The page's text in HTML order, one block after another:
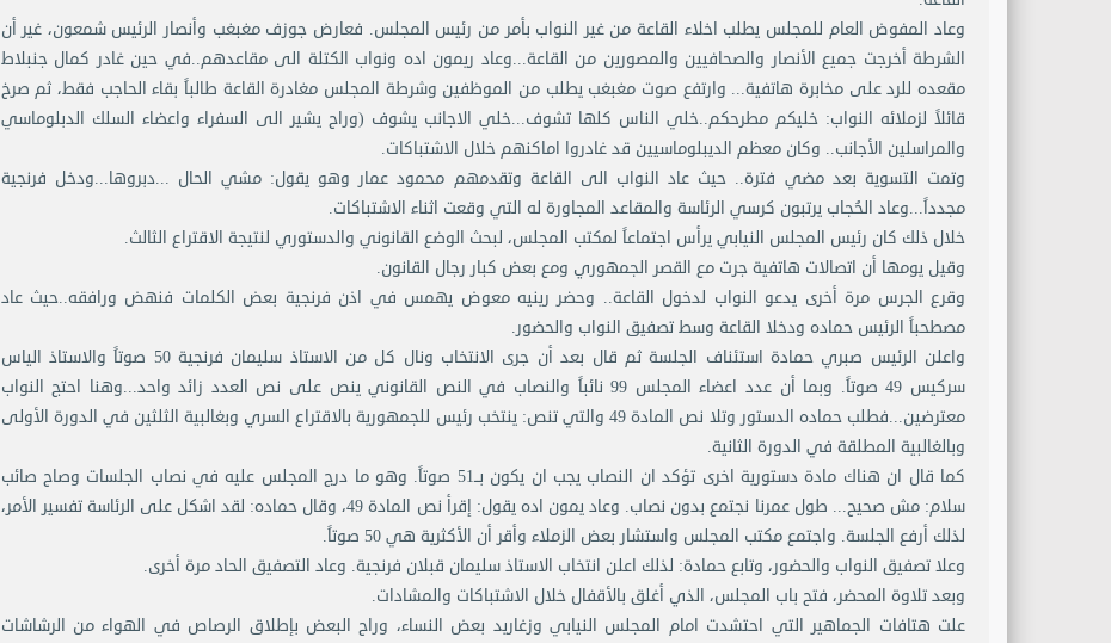
وعاد المفوض العام للمجلس يطلب اخلاء القاعة من غير النواب بأمر من رئيس المجلس. فعارض جوزف مغبغب وأنصار الرئيس شمعون، غير أن
الشرطة أخرجت جميع الأنصار والصحافيين والمصورين من القاعة...وعاد ريمون اده ونواب الكتلة الى مقاعدهم..في حين غادر كمال جنبلاط
مقعده للرد على مخابرة هاتفية... وارتفع صوت مغبغب يطلب من الموظفين وشرطة المجلس مغادرة القاعة طالباً بقاء الحاجب فقط، ثم صرخ
قائلاً لزملائه النواب: خليكم مطرحكم..خلي الناس كلها تشوف...خلي الاجانب يشوف (وراح يشير الى السفراء واعضاء السلك الدبلوماسي
والمراسلين الأجانب.. وكان معظم الديبلوماسيين قد غادروا اماكنهم خلال الاشتباكات.
وتمت التسوية بعد مضي فترة.. حيث عاد النواب الى القاعة وتقدمهم محمود عمار وهو يقول: مشي الحال ...دبروها...ودخل فرنجية
مجدداً...وعاد الحُجاب يرتبون كرسي الرئاسة والمقاعد المجاورة له التي وقعت اثناء الاشتباكات.
خلال ذلك كان رئيس المجلس النيابي يرأس اجتماعاً لمكتب المجلس، لبحث الوضع القانوني والدستوري لنتيجة الاقتراع الثالث.
وقيل يومها أن اتصالات هاتفية جرت مع القصر الجمهوري ومع بعض كبار رجال القانون.
وقرع الجرس مرة أخرى يدعو النواب لدخول القاعة.. وحضر رينيه معوض يهمس في اذن فرنجية بعض الكلمات فنهض ورافقه..حيث عاد
مصطحباً الرئيس حماده ودخلا القاعة وسط تصفيق النواب والحضور.
واعلن الرئيس صبري حمادة استئناف الجلسة ثم قال بعد أن جرى الانتخاب ونال كل من الاستاذ سليمان فرنجية 50 صوتاً والاستاذ الياس
سركيس 49 صوتاً. وبما أن عدد اعضاء المجلس 99 نائباً والنصاب في النص القانوني ينص على نص العدد زائد واحد...وهنا احتج النواب
معترضين...فطلب حماده الدستور وتلا نص المادة 49 والتي تنص: ينتخب رئيس للجمهورية بالاقتراع السري وبغالبية الثلثين في الدورة الأولى
وبالغالبية المطلقة في الدورة الثانية.
كما قال ان هناك مادة دستورية اخرى تؤكد ان النصاب يجب ان يكون بــ51 صوتاً. وهو ما درج المجلس عليه في نصاب الجلسات وصاح صائب
سلام: مش صحيح... طول عمرنا نجتمع بدون نصاب. وعاد يمون اده يقول: إقرأ نص المادة 49، وقال حماده: لقد اشكل على الرئاسة تفسير الأمر،
لذلك أرفع الجلسة. واجتمع مكتب المجلس واستشار بعض الزملاء وأقر أن الأكثرية هي 50 صوتاً.
وعلا تصفيق النواب والحضور، وتابع حمادة: لذلك اعلن انتخاب الاستاذ سليمان قبلان فرنجية. وعاد التصفيق الحاد مرة أخرى.
وبعد تلاوة المحضر، فتح باب المجلس، الذي أغلق بالأقفال خلال الاشتباكات والمشادات.
علت هتافات الجماهير التي احتشدت امام المجلس النيابي وزغاريد بعض النساء، وراح البعض بإطلاق الرصاص في الهواء من الرشاشات